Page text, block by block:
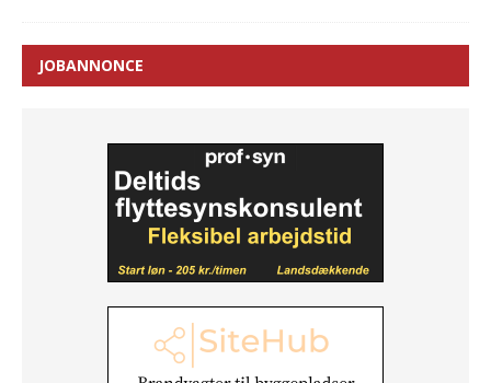
JOBANNONCE